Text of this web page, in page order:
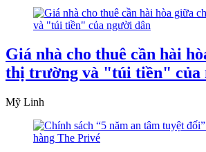
Giá nhà cho thuê cần hài
thị trường và "túi tiền" của
Mỹ Linh